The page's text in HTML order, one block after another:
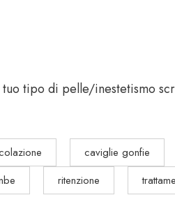
tipo di pelle/inestetismo
caviglie gonfie
ritenzione